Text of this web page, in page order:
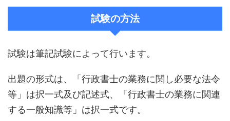
試験の方法
試験は筆記試験によって行います。
出題の形式は、「行政書士の業務に関し必要な法令
等」は択一式及び記述式、「行政書士の業務に関連
する一般知識等」は択一式です。